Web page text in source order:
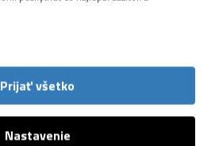
Prijať všetko
Nastavenie